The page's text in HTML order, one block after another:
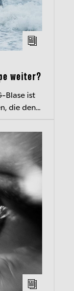
weiter?
Blase ist
die den